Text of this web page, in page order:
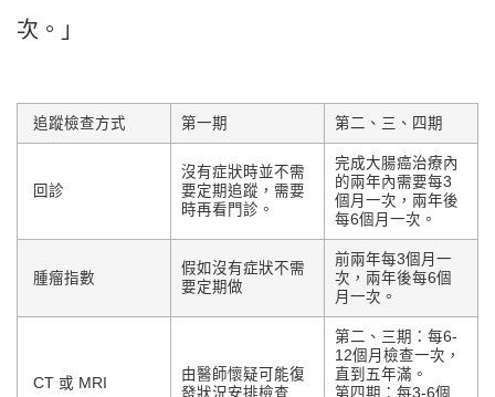
次。」
追蹤檢查方式 第一期 第二、三、四期
回診
沒有症狀時並不需
要定期追蹤，需要
時再看門診。
完成大腸癌治療內
的兩年內需要每3
個月一次，兩年後
每6個月一次。
腫瘤指數
假如沒有症狀不需
要定期做
前兩年每3個月一
次，兩年後每6個
月一次。
CT 或 MRI
由醫師懷疑可能復
發狀況安排檢查
第二、三期：每6-
12個月檢查一次，
直到五年滿。
第四期：每3-6個